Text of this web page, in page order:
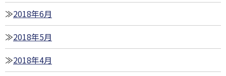
2018年6月
2018年5月
2018年4月